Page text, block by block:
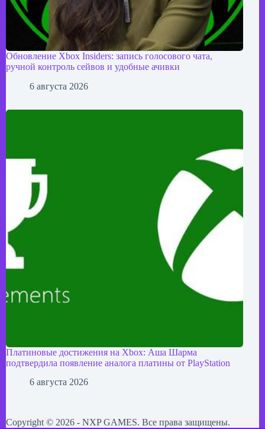
Обновление Xbox Insiders: запись голосового чата,
ручной контроль сейвов и удобные ачивки
6 августа 2026
Платиновые достижения на Xbox: Аша Шарма
подтвердила появление аналога платины от PlayStation
6 августа 2026
Copyright © 2026 - NXP GAMES. Все права защищены.